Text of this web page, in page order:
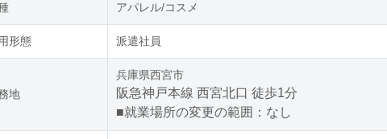
アパレル/コスメ
形態 派遣社員
地
兵庫県西宮市
阪急神戸本線 西宮北口 徒歩1分
■就業場所の変更の範囲：なし